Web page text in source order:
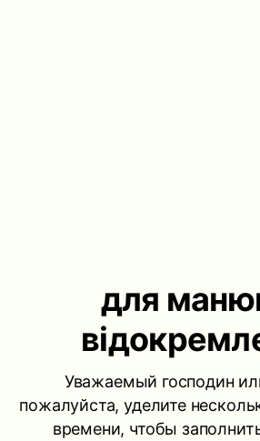
для
Уважаемый господин
пожалуйста, уделите
времени, чтобы